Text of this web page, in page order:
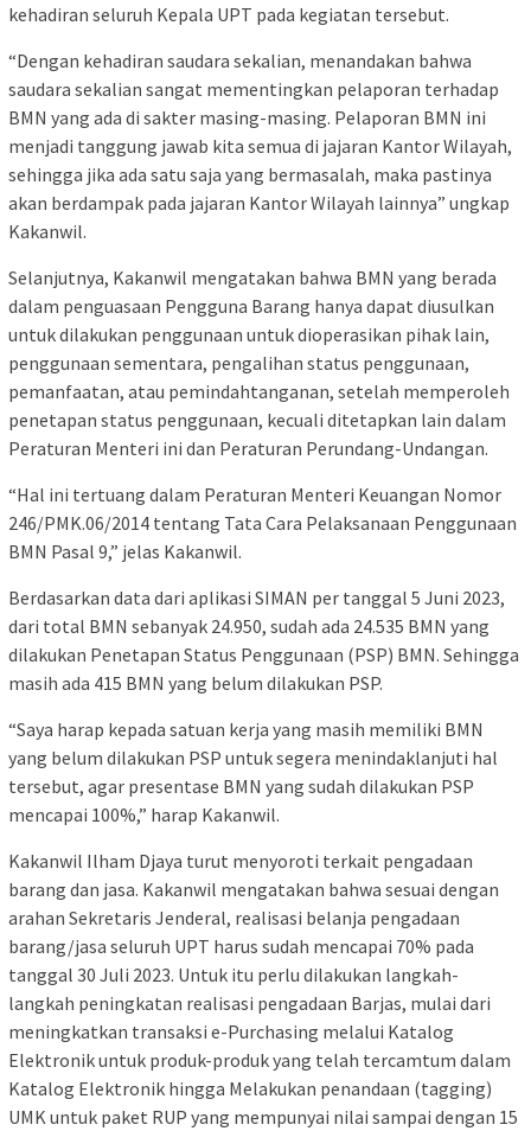
kehadiran seluruh Kepala UPT pada kegiatan tersebut.
“Dengan kehadiran saudara sekalian, menandakan bahwa
saudara sekalian sangat mementingkan pelaporan terhadap
BMN yang ada di sakter masing-masing. Pelaporan BMN ini
menjadi tanggung jawab kita semua di jajaran Kantor Wilayah,
sehingga jika ada satu saja yang bermasalah, maka pastinya
akan berdampak pada jajaran Kantor Wilayah lainnya” ungkap
Kakanwil.
Selanjutnya, Kakanwil mengatakan bahwa BMN yang berada
dalam penguasaan Pengguna Barang hanya dapat diusulkan
untuk dilakukan penggunaan untuk dioperasikan pihak lain,
penggunaan sementara, pengalihan status penggunaan,
pemanfaatan, atau pemindahtanganan, setelah memperoleh
penetapan status penggunaan, kecuali ditetapkan lain dalam
Peraturan Menteri ini dan Peraturan Perundang-Undangan.
“Hal ini tertuang dalam Peraturan Menteri Keuangan Nomor
246/PMK.06/2014 tentang Tata Cara Pelaksanaan Penggunaan
BMN Pasal 9,” jelas Kakanwil.
Berdasarkan data dari aplikasi SIMAN per tanggal 5 Juni 2023,
dari total BMN sebanyak 24.950, sudah ada 24.535 BMN yang
dilakukan Penetapan Status Penggunaan (PSP) BMN. Sehingga
masih ada 415 BMN yang belum dilakukan PSP.
“Saya harap kepada satuan kerja yang masih memiliki BMN
yang belum dilakukan PSP untuk segera menindaklanjuti hal
tersebut, agar presentase BMN yang sudah dilakukan PSP
mencapai 100%,” harap Kakanwil.
Kakanwil Ilham Djaya turut menyoroti terkait pengadaan
barang dan jasa. Kakanwil mengatakan bahwa sesuai dengan
arahan Sekretaris Jenderal, realisasi belanja pengadaan
barang/jasa seluruh UPT harus sudah mencapai 70% pada
tanggal 30 Juli 2023. Untuk itu perlu dilakukan langkah-
langkah peningkatan realisasi pengadaan Barjas, mulai dari
meningkatkan transaksi e-Purchasing melalui Katalog
Elektronik untuk produk-produk yang telah tercamtum dalam
Katalog Elektronik hingga Melakukan penandaan (tagging)
UMK untuk paket RUP yang mempunyai nilai sampai dengan 15